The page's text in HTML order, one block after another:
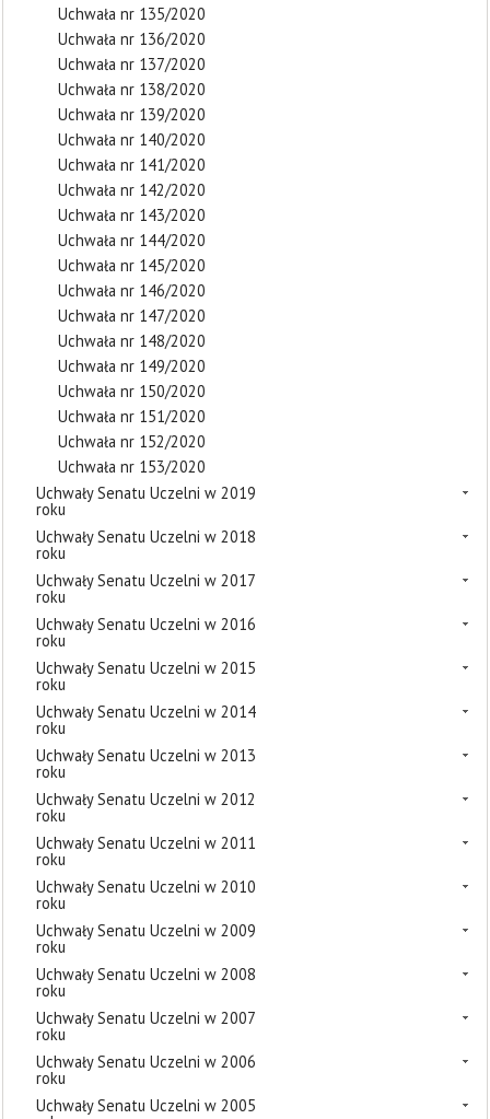
Uchwała nr 135/2020
Uchwała nr 136/2020
Uchwała nr 137/2020
Uchwała nr 138/2020
Uchwała nr 139/2020
Uchwała nr 140/2020
Uchwała nr 141/2020
Uchwała nr 142/2020
Uchwała nr 143/2020
Uchwała nr 144/2020
Uchwała nr 145/2020
Uchwała nr 146/2020
Uchwała nr 147/2020
Uchwała nr 148/2020
Uchwała nr 149/2020
Uchwała nr 150/2020
Uchwała nr 151/2020
Uchwała nr 152/2020
Uchwała nr 153/2020
Uchwały Senatu Uczelni w 2019
roku
Uchwały Senatu Uczelni w 2018
roku
Uchwały Senatu Uczelni w 2017
roku
Uchwały Senatu Uczelni w 2016
roku
Uchwały Senatu Uczelni w 2015
roku
Uchwały Senatu Uczelni w 2014
roku
Uchwały Senatu Uczelni w 2013
roku
Uchwały Senatu Uczelni w 2012
roku
Uchwały Senatu Uczelni w 2011
roku
Uchwały Senatu Uczelni w 2010
roku
Uchwały Senatu Uczelni w 2009
roku
Uchwały Senatu Uczelni w 2008
roku
Uchwały Senatu Uczelni w 2007
roku
Uchwały Senatu Uczelni w 2006
roku
Uchwały Senatu Uczelni w 2005